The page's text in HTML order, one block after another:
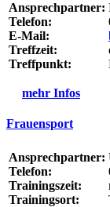
Ansprechpartner:
Telefon:
E-Mail:
Treffzeit:
Treffpunkt:
mehr Infos
Frauensport
Ansprechpartner:
Telefon:
Trainingszeit:
Trainingsort: